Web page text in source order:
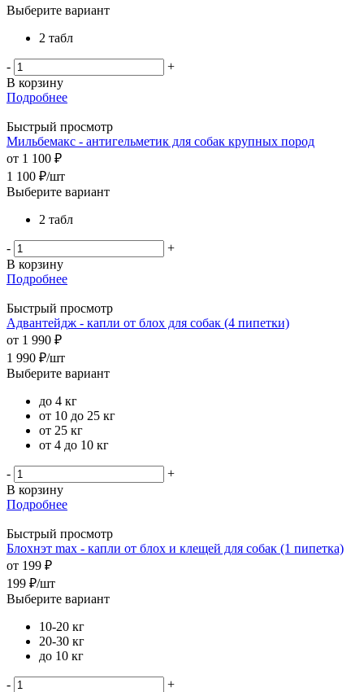
Выберите вариант
2 табл
-
+
В корзину
Подробнее
Быстрый просмотр
Мильбемакс - антигельметик для собак крупных пород
от 1 100 ₽
1 100 ₽/шт
Выберите вариант
2 табл
-
+
В корзину
Подробнее
Быстрый просмотр
Адвантейдж - капли от блох для собак (4 пипетки)
от 1 990 ₽
1 990 ₽/шт
Выберите вариант
до 4 кг
от 10 до 25 кг
от 25 кг
от 4 до 10 кг
-
+
В корзину
Подробнее
Быстрый просмотр
Блохнэт max - капли от блох и клещей для собак (1 пипетка)
от 199 ₽
199 ₽/шт
Выберите вариант
10-20 кг
20-30 кг
до 10 кг
-
+